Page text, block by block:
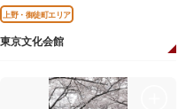
上野・御徒町エリア
東京文化会館